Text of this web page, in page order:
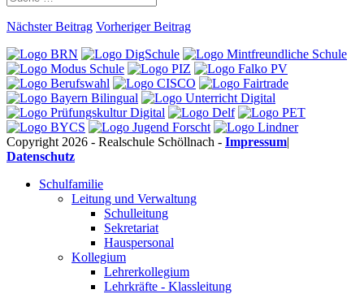
Nächster Beitrag Vorheriger Beitrag
Copyright 2026 - Realschule Schöllnach - Impressum
Datenschutz
Schulfamilie
Leitung und Verwaltung
Schulleitung
Sekretariat
Hauspersonal
Kollegium
Lehrerkollegium
Lehrkräfte - Klassleitung